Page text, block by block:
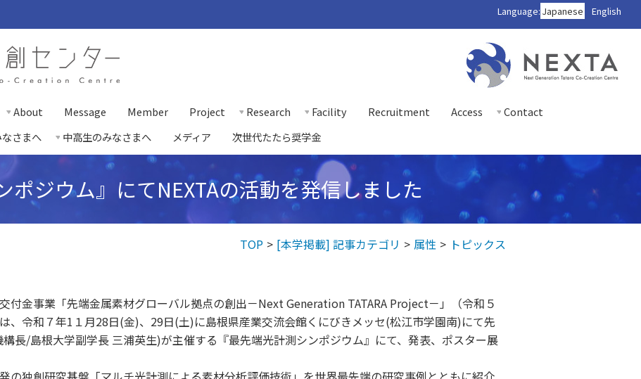
Language: Japanese English
About Message Member Project Research Facility Recruitment Access
Contact
さまへ
中高生のみなさまへ メディア 次世代たたら奨学金
ポジウム』にてNEXTAの活動を発信しました
TOP [本学掲載] 記事カテゴリ 属性
トピックス
付金事業「先端金属素材グローバル拠点の創出－Next Generation TATARA Project－」（令和５
、令和７年1１月28日(金)、29日(土)に島根県産業交流会館くにびきメッセ(松江市学園南)にて先
長/島根大学副学長 三浦英生)が主催する『最先端光計測シンポジウム』にて、発表、ポスター展